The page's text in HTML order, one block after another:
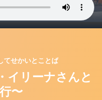
せかいとことば
イリーナさんと
〜